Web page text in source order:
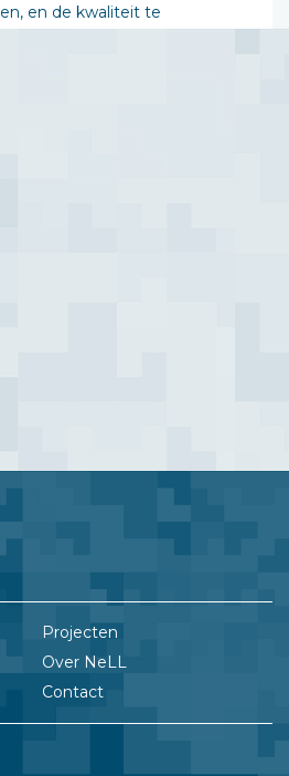
en de kwaliteit te
Projecten
Over NeLL
Contact